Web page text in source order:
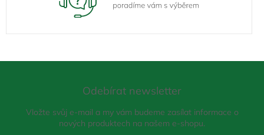
Odebírat newsletter
Vložte svůj e-mail a my vám budeme zasílat informace o
nových produktech na našem e-shopu.